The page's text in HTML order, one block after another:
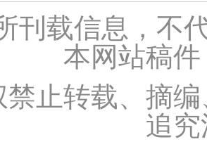
刊载信息，不
本网站稿
禁止转载、摘
追